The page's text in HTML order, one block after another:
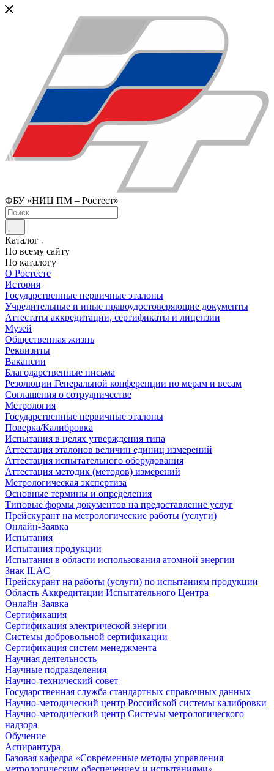
ФБУ «НИЦ ПМ – Ростест»
Каталог
По всему сайту
По каталогу
О Ростесте
История
Государственные первичные эталоны
Учредительные и иные правоудостоверяющие документы
Аттестаты аккредитации, сертификаты и лицензии
Музей
Общественная жизнь
Реквизиты
Вакансии
Благодарственные письма
Резолюции Генеральной конференции по мерам и весам
Соглашения о сотрудничестве
Метрология
Государственные первичные эталоны
Поверка/Калибровка
Испытания в целях утверждения типа
Аттестация эталонов величин единиц измерений
Аттестация испытательного оборудования
Аттестация методик (методов) измерений
Метрологическая экспертиза
Основные термины и определения
Типовые формы документов на предоставление услуг
Прейскурант на метрологические работы (услуги)
Онлайн-Заявка
Испытания
Испытания продукции
Испытания в области использования атомной энергии
Знак ILAC
Прейскурант на работы (услуги) по испытаниям продукции
Область Аккредитации Испытательного Центра
Онлайн-Заявка
Сертификация
Сертификация электрической энергии
Системы добровольной сертификации
Сертификация систем менеджмента
Научная деятельность
Научные подразделения
Научно-технический совет
Государственная служба стандартных справочных данных
Научно-методический центр Российской системы калибровки
Научно-методический центр Системы метрологического
надзора
Обучение
Аспирантура
Базовая кафедра «Современные методы управления
метрологическим обеспечением и испытаниями»